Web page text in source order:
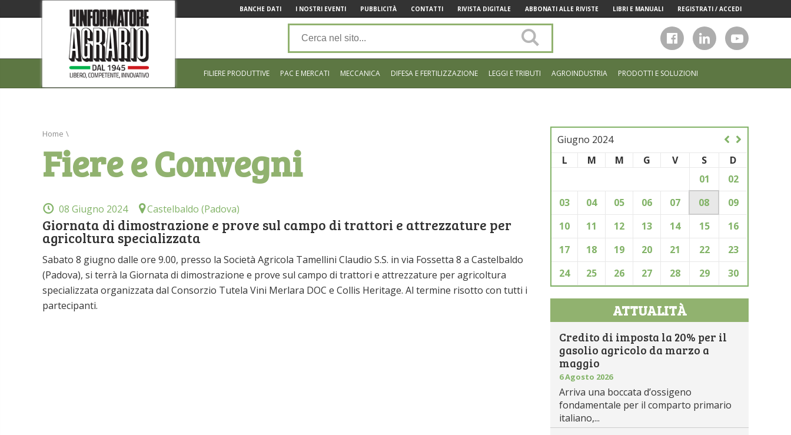
BANCHE DATI I NOSTRI EVENTI PUBBLICITÀ CONTATTI RIVISTA DIGITALE ABBONATI ALLE RIVISTE LIBRI E MANUALI REGISTRATI / ACCEDI
sito
FILIERE PRODUTTIVE PAC E MERCATI MECCANICA DIFESA E FERTILIZZAZIONE LEGGI E TRIBUTI AGROINDUSTRIA PRODOTTI E SOLUZIONI
Home \
Fiere e Convegni
08 Giugno 2024 Castelbaldo (Padova)
Giornata di dimostrazione e prove sul campo di trattori e attrezzature per
agricoltura specializzata
Sabato 8 giugno dalle ore 9.00, presso la Società Agricola Tamellini Claudio S.S. in via Fossetta 8 a Castelbaldo
(Padova), si terrà la Giornata di dimostrazione e prove sul campo di trattori e attrezzature per agricoltura
specializzata organizzata dal Consorzio Tutela Vini Merlara DOC e Collis Heritage. Al termine risotto con tutti i
partecipanti.
Giugno 2024
L
M M G V S
D
01
02
03
04 05 06 07 08
09
10
11 12 13 14 15
16
17
18 19 20 21 22
23
24
25 26 27 28 29 30
ATTUALITÀ
Credito di imposta la 20% per il
gasolio agricolo da marzo a
maggio
6 Agosto 2026
Arriva una boccata d’ossigeno
fondamentale per il comparto primario
italiano,...